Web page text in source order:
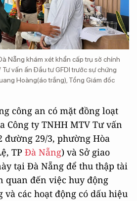
Nẵng khám xét khẩn cấp trụ sở chính
vấn ấn Đầu tư GFDI trước sự chứng
Hoàng(áo trắng), Tổng Giám đốc
công an có mặt đồng loạt
Công ty TNHH MTV Tư vấn
đường 29/3, phường Hòa
TP Đà Nẵng) và Sở giao
tại Đà Nẵng để thu thập tài
quan đến việc huy động
và các hoạt động có dấu hiệu